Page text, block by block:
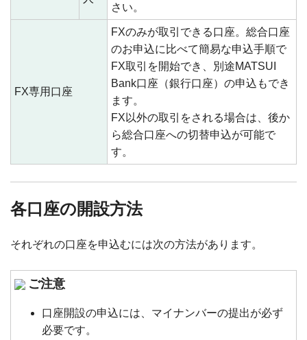
さい。
FX専用口座
FXのみが取引できる口座。総合口座
のお申込に比べて簡易な申込手順で
FX取引を開始でき、別途MATSUI
Bank口座（銀行口座）の申込もでき
ます。
FX以外の取引をされる場合は、後か
ら総合口座への切替申込が可能で
す。
各口座の開設方法
それぞれの口座を申込むには次の方法があります。
ご注意
口座開設の申込には、マイナンバーの提出が必ず
必要です。